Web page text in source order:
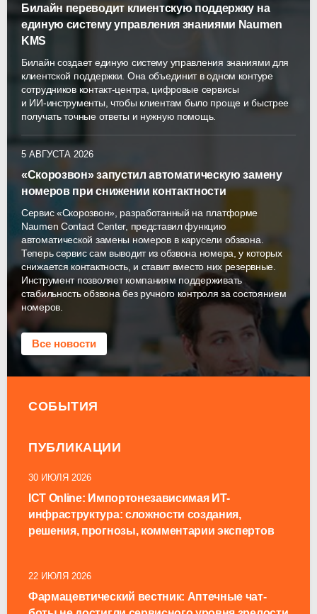
Билайн переводит клиентскую поддержку на
единую систему управления знаниями Naumen
KMS
Билайн создает единую систему управления знаниями для
клиентской поддержки. Она объединит в одном контуре
сотрудников контакт-центра , цифровые сервисы
и ИИ-инструменты , чтобы клиентам было проще и быстрее
получать точные ответы и нужную помощь.
5 АВГУСТА 2026
«Скорозвон» запустил автоматическую замену
номеров при снижении контактности
Сервис «Скорозвон», разработанный на платформе
Naumen Contact Center, представил функцию
автоматической замены номеров в карусели обзвона.
Теперь сервис сам выводит из обзвона номера, у которых
снижается контактность, и ставит вместо них резервные.
Инструмент позволяет компаниям поддерживать
стабильность обзвона без ручного контроля за состоянием
номеров.
Все новости
СОБЫТИЯ
ПУБЛИКАЦИИ
30 ИЮЛЯ 2026
ICT Online: Импортонезависимая ИТ-
инфраструктура: сложности создания,
решения, прогнозы, комментарии экспертов
22 ИЮЛЯ 2026
Фармацевтический вестник: Аптечные чат-